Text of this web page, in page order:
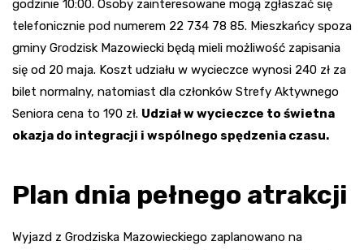
godzinie 10:00. Osoby zainteresowane mogą zgłaszać się
telefonicznie pod numerem 22 734 78 85. Mieszkańcy spoza
gminy Grodzisk Mazowiecki będą mieli możliwość zapisania
się od 20 maja. Koszt udziału w wycieczce wynosi 240 zł za
bilet normalny, natomiast dla członków Strefy Aktywnego
Seniora cena to 190 zł. Udział w wycieczce to świetna
okazja do integracji i wspólnego spędzenia czasu.
Plan dnia pełnego atrakcji
Wyjazd z Grodziska Mazowieckiego zaplanowano na